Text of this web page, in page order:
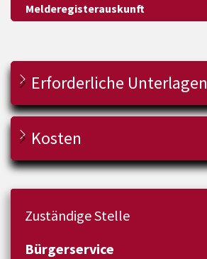
Melderegisterauskunft
Erforderliche Unterlagen
Kosten
Zuständige Stelle
Bürgerservice